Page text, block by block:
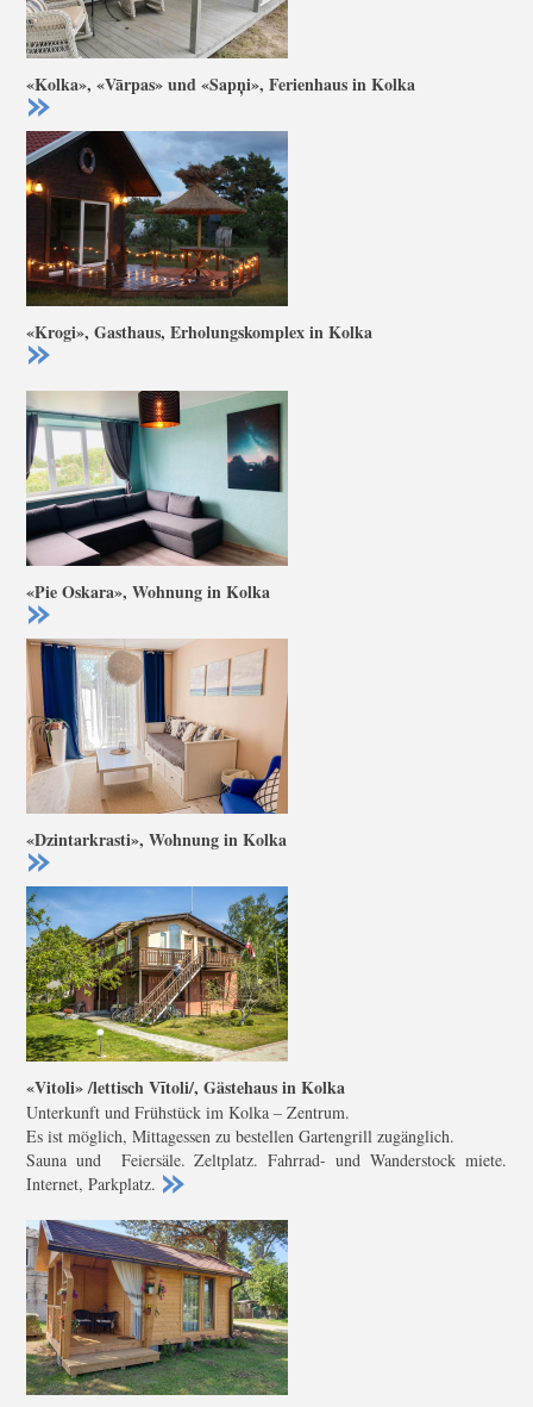
«Kolka», «Vārpas» und «Sapņi», Ferienhaus in Kolka
«Krogi», Gasthaus, Erholungskomplex in Kolka
«Pie Oskara», Wohnung in Kolka
«Dzintarkrasti», Wohnung in Kolka
«Vitoli» /lettisch Vītoli/, Gästehaus in Kolka
Unterkunft und Frühstück im Kolka – Zentrum.
Es ist möglich, Mittagessen zu bestellen Gartengrill zugänglich.
Sauna und Feiersäle. Zeltplatz. Fahrrad- und Wanderstock miete.
Internet, Parkplatz.